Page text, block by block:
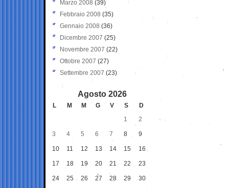
Marzo 2008 (39)
Febbraio 2008 (35)
Gennaio 2008 (36)
Dicembre 2007 (25)
Novembre 2007 (22)
Ottobre 2007 (27)
Settembre 2007 (23)
Agosto 2026
L M M G V S
D
1
2
3 4 5 6 7 8 9
10 11 12 13 14 15 16
17 18 19 20 21 22 23
24 25 26 27 28 29 30